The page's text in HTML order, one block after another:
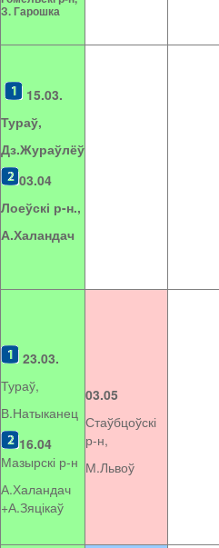
З. Гарошка
15.03.
Тураў,
Дз.Жураўлёў
03.04
Лоеўскі р-н.,
А.Халандач
23.03.
Тураў,
В.Натыканец
16.04
Мазырскі р-н
А.Халандач
+А.Зяцікаў
03.05
Стаўбцоўскі
р-н,
М.Львоў